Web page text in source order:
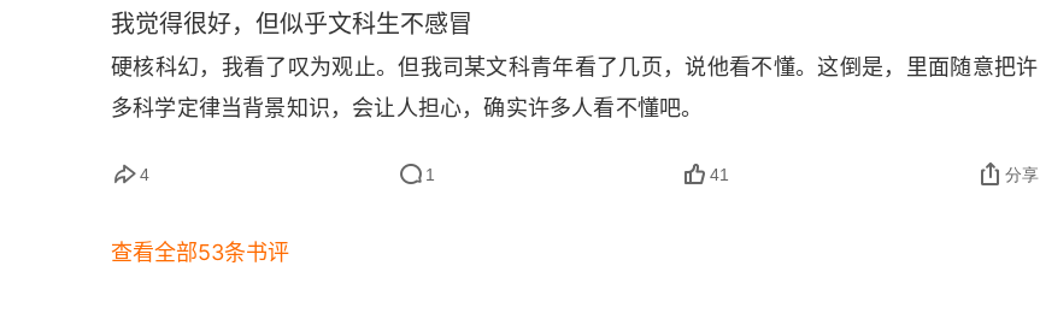
源于一次波及两个文明的危机，为了解决这个危机，人类和外星文明在寻找解决方案的路上相
遇。这是一个太巧妙的布局，丝丝入扣，出乎意料之外，又在情理之中。回到真实世界，以往的
作品里，人类文明与外星文明的邂逅，往往是相互的访问或者不速之客的降临；由于某种原因的
不期而遇，更加真实而有诗意。
如果相遇怎么办？外星文明遇到地球文明，会是怎样的桥
同的威胁，自然成为战友，后来的故事就自然带有挑战，而且充满温情。
我觉得很好，但似乎文科生不感冒
硬核科幻，我看了叹为观止。但我司某文科青年看了几页，说他看不懂。这倒是，里面随意把许
多科学定律当背景知识，会让人担心，确实许多人看不懂吧。
4 1 41 分享
查看全部53条书评